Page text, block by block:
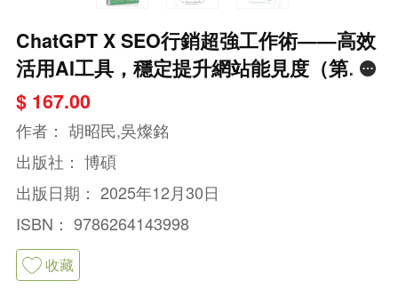
ChatGPT X SEO行銷超強工作術——高效
活用AI工具，穩定提升網站能見度（第三
版）
$ 167.00
作者： 胡昭民,吳燦銘
出版社： 博碩
出版日期： 2025年12月30日
ISBN： 9786264143998
收藏